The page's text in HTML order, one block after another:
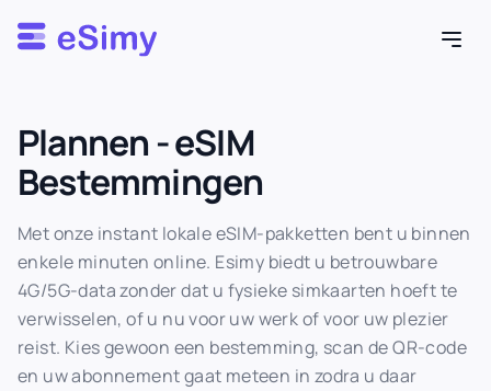
Esimy
Plannen - eSIM
Bestemmingen
Met onze instant lokale eSIM-pakketten bent u binnen
enkele minuten online. Esimy biedt u betrouwbare
4G/5G-data zonder dat u fysieke simkaarten hoeft te
verwisselen, of u nu voor uw werk of voor uw plezier
reist. Kies gewoon een bestemming, scan de QR-code
en uw abonnement gaat meteen in zodra u daar